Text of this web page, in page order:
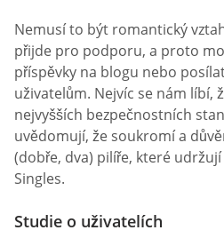
Nemusí to být romantický
přijde pro podporu, a proto
příspěvky na blogu nebo
uživatelům. Nejvíc se nám líbí,
nejvyšších bezpečnostních
uvědomují, že soukromí a
(dobře, dva) pilíře, které
Singles.
Studie o uživatelích